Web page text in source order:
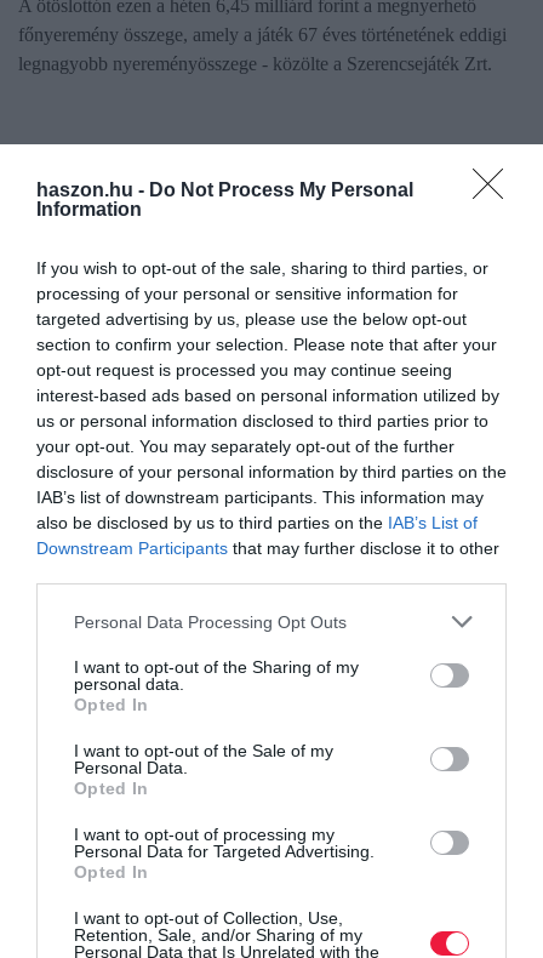
haszon.hu - Do Not Process My Personal
Information
If you wish to opt-out of the sale, sharing to third parties, or
processing of your personal or sensitive information for
targeted advertising by us, please use the below opt-out
section to confirm your selection. Please note that after your
opt-out request is processed you may continue seeing
interest-based ads based on personal information utilized by
us or personal information disclosed to third parties prior to
your opt-out. You may separately opt-out of the further
disclosure of your personal information by third parties on the
IAB’s list of downstream participants. This information may
also be disclosed by us to third parties on the IAB’s List of
Downstream Participants that may further disclose it to other
Please note that this website/app uses one or more Google
not limited to your visit or usage behaviour. You may click to
grant or deny consent to Google and its third-party tags to
use your data for below specified purposes in below Google
consent section.
Personal Data Processing Opt Outs
I want to opt-out of the Sharing of my
personal data.
Opted In
I want to opt-out of the Sale of my
Personal Data.
Opted In
I want to opt-out of processing my
Personal Data for Targeted Advertising.
Opted In
I want to opt-out of Collection, Use,
Retention, Sale, and/or Sharing of my
Personal Data that Is Unrelated with the
A ötöslottón ezen a héten 6,45 milliárd forint a megnyerhető
főnyeremény összege, amely a játék 67 éves történetének eddigi
legnagyobb nyereményösszege - közölte a Szerencsejáték Zrt.
Van egy új milliárdosa Magyarországnak
A Szerencsejáték Zrt. tájékoztatása szerint a 45. héten megtartott
hatos lottó számsorsoláson a következő számokat húzták ki.